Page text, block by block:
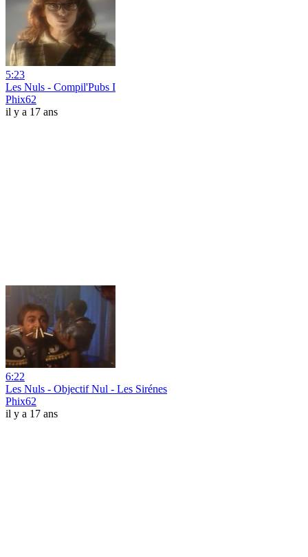
5:23
Les Nuls - Compil'Pubs I
Phix62
il y a 17 ans
6:22
Les Nuls - Objectif Nul - Les Sirénes
Phix62
il y a 17 ans